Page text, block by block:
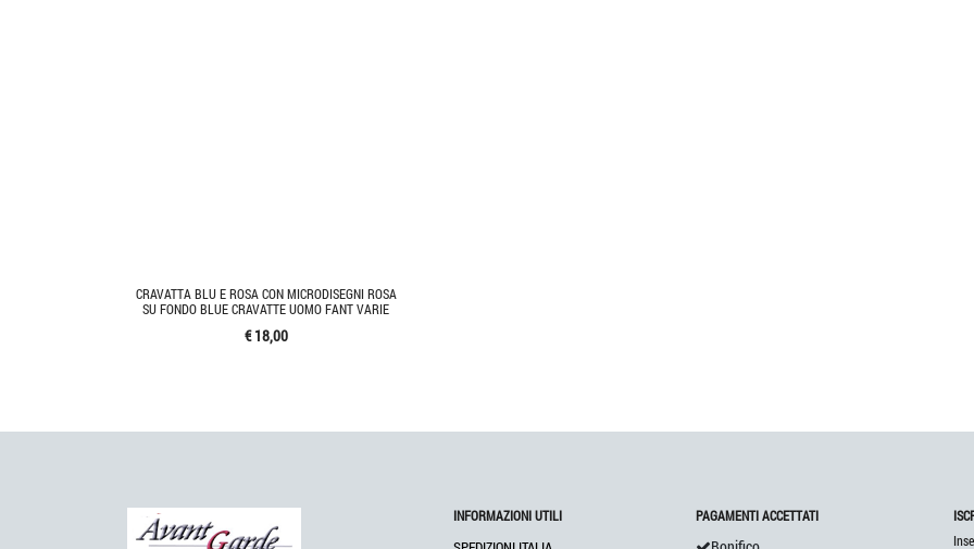
CRAVATTA BLU E ROSA CON MICRODISEGNI ROSA
SU FONDO BLUE CRAVATTE UOMO FANT VARIE
€ 18,00
INFORMAZIONI UTILI PAGAMENTI ACCETTATI